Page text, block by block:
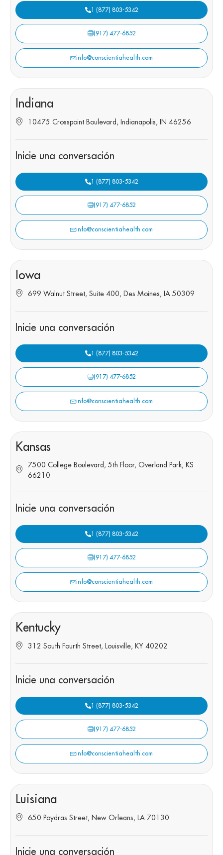
1 (877) 803-5342
(917) 477-6852
info@conscientiahealth.com
Indiana
10475 Crosspoint Boulevard, Indianapolis, IN 46256
Inicie una conversación
1 (877) 803-5342
(917) 477-6852
info@conscientiahealth.com
Iowa
699 Walnut Street, Suite 400, Des Moines, IA 50309
Inicie una conversación
1 (877) 803-5342
(917) 477-6852
info@conscientiahealth.com
Kansas
7500 College Boulevard, 5th Floor, Overland Park, KS
66210
Inicie una conversación
1 (877) 803-5342
(917) 477-6852
info@conscientiahealth.com
Kentucky
312 South Fourth Street, Louisville, KY 40202
Inicie una conversación
1 (877) 803-5342
(917) 477-6852
info@conscientiahealth.com
Luisiana
650 Poydras Street, New Orleans, LA 70130
Inicie una conversación